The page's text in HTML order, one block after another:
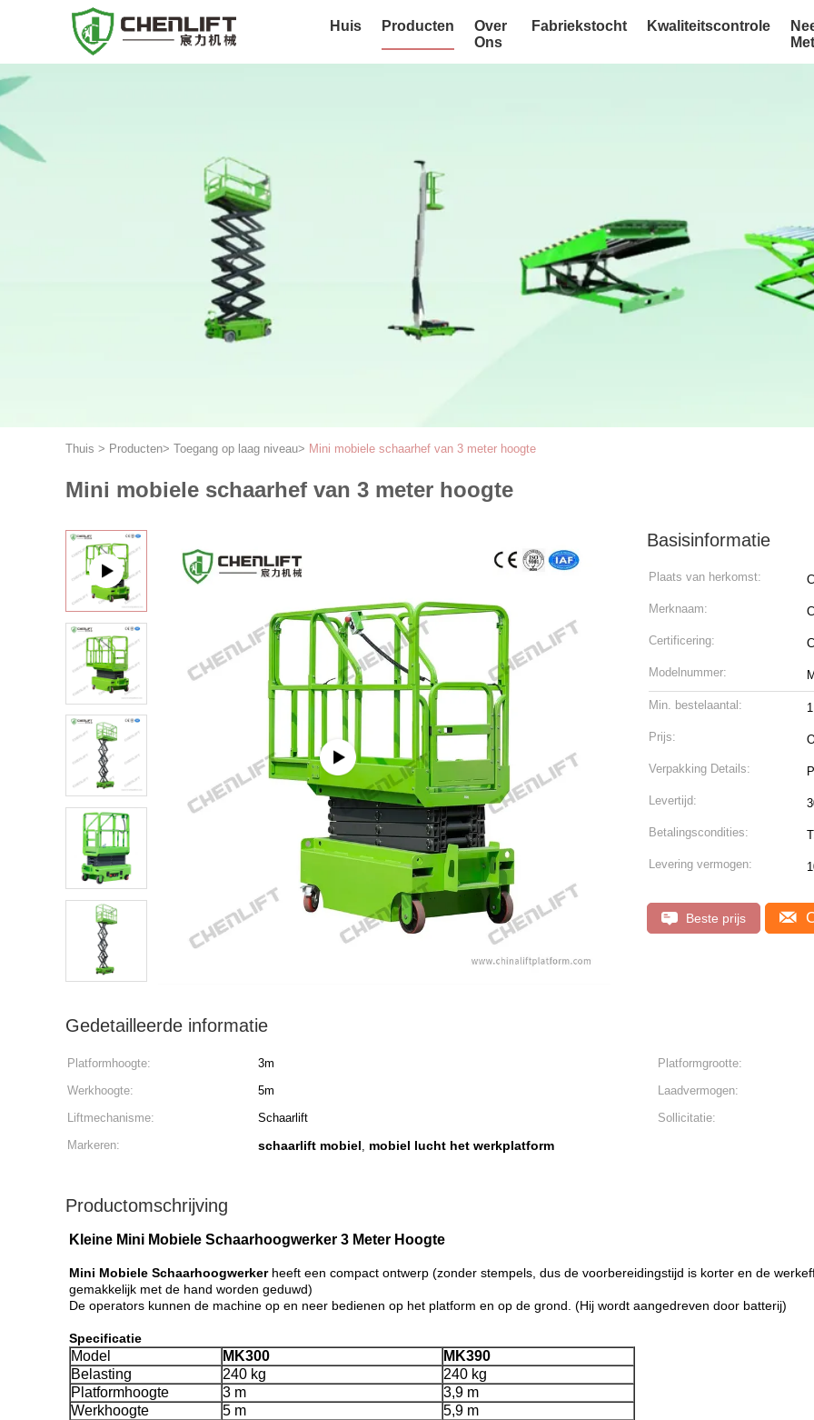
Huis Producten
Over
Ons
Fabriekstocht Kwaliteitscontrole
Thuis > Producten> Toegang op laag niveau> Mini mobiele schaarhef van 3 meter hoogte
Mini mobiele schaarhef van 3 meter hoogte
Basisinformatie
Plaats van herkomst:
Merknaam:
Certificering:
Modelnummer:
Min. bestelaantal:
Prijs:
Verpakking Details:
Levertijd:
Betalingscondities:
Levering vermogen:
Beste prijs
Gedetailleerde informatie
Platformhoogte: 3m Platformgrootte:
Werkhoogte:
5m Laadvermogen:
Liftmechanisme:
Schaarlift Sollicitatie:
Markeren:
schaarlift mobiel, mobiel lucht het werkplatform
Productomschrijving
Kleine Mini Mobiele Schaarhoogwerker 3 Meter Hoogte
Mini Mobiele Schaarhoogwerkerheeft een compact ontwerp (zonder stempels, dus de voorbereidingstijd is korter en de
gemakkelijk met de hand worden geduwd)
De operators kunnen de machine op en neer bedienen op het platform en op de grond. (Hij wordt aangedreven door batterij)
Specificatie
Model MK300
MK390
Belasting
240 kg
240 kg
Platformhoogte
3 m
3,9 m
Werkhoogte
5 m 5,9 m